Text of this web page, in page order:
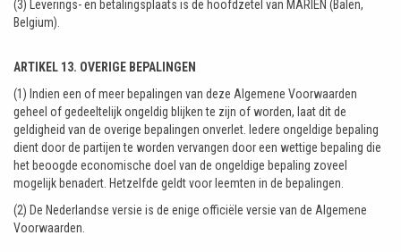
(3) Leverings- en betalingsplaats is de hoofdzetel van MARIËN (Balen,
Belgium).
ARTIKEL 13. OVERIGE BEPALINGEN
(1) Indien een of meer bepalingen van deze Algemene Voorwaarden
geheel of gedeeltelijk ongeldig blijken te zijn of worden, laat dit de
geldigheid van de overige bepalingen onverlet. Iedere ongeldige bepaling
dient door de partijen te worden vervangen door een wettige bepaling die
het beoogde economische doel van de ongeldige bepaling zoveel
mogelijk benadert. Hetzelfde geldt voor leemten in de bepalingen.
(2) De Nederlandse versie is de enige officiële versie van de Algemene
Voorwaarden.